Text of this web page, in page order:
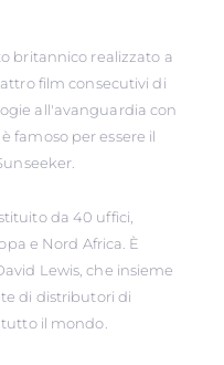
britannico realizzato a
film consecutivi di
all'avanguardia con
famoso per essere il
da 40 uffici,
e Nord Africa. È
Lewis, che insieme
di distributori di
il mondo.